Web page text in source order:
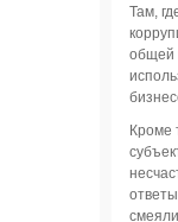
Там,
общей
Кроме